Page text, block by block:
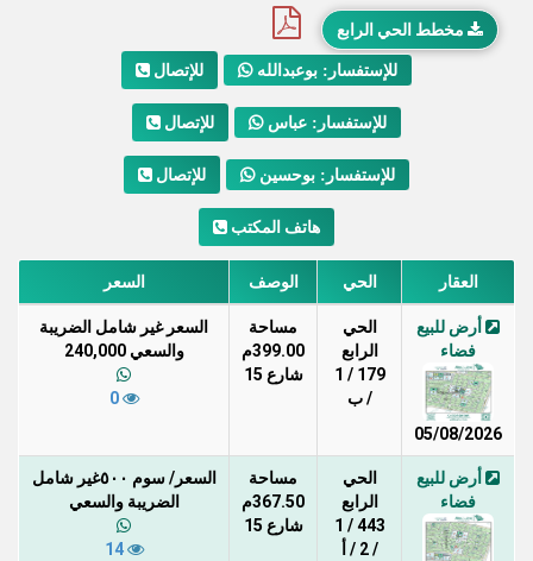
مخطط الحي الرابع
للإتصال للإستفسار: بوعبدالله
للإتصال للإستفسار: عباس
للإتصال للإستفسار: بوحسين
هاتف المكتب
العقار الحي الوصف السعر
أرض للبيع
فضاء
05/08/2026
الحي
الرابع
179 / 1
/ ب
مساحة
399.00م
شارع 15
السعر غير شامل الضريبة
والسعي 240,000
0
أرض للبيع
فضاء
الحي
الرابع
443 / 1
/ 2 / أ
مساحة
367.50م
شارع 15
السعر/ سوم ٥٠٠غير شامل
الضريبة والسعي
14